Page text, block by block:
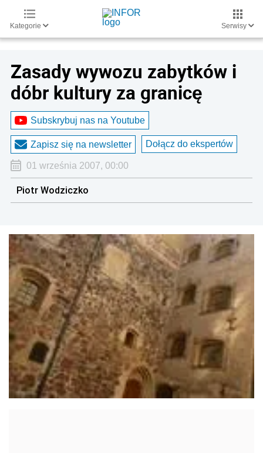
Kategorie Serwisy
Zasady wywozu zabytków i
dóbr kultury za granicę
Subskrybuj nas na Youtube
Zapisz się na newsletter Dołącz do ekspertów
01 września 2007, 00:00
Piotr Wodziczko